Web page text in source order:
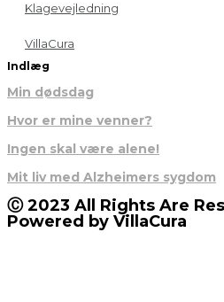
Klagevejledning
VillaCura
Indlæg
Min dødsdag
Hvor er mine venner?
Ingen skal være alene!
Mit liv med Alzheimers sygdom
Ⓒ 2023 All Rights Are
Powered by VillaCura